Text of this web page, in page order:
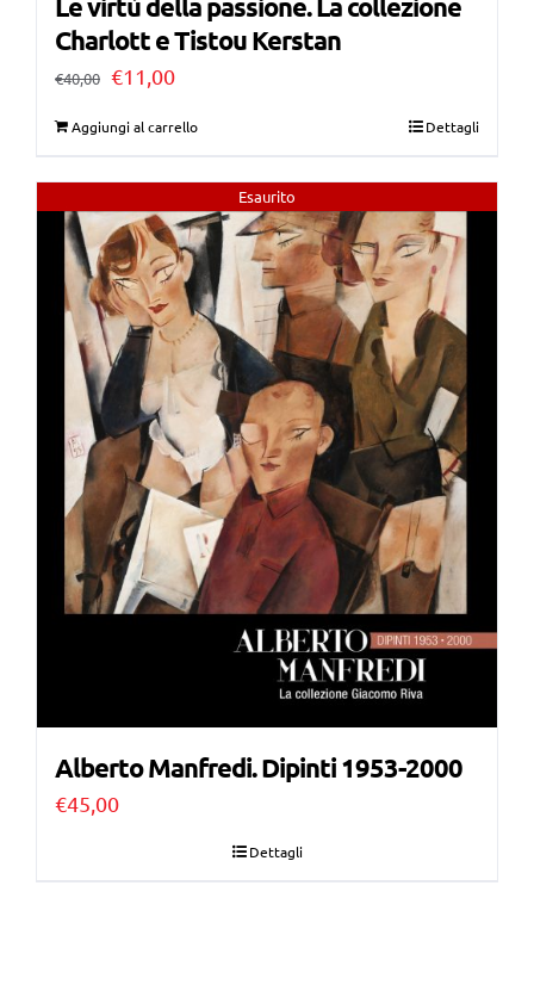
Charlott e Tistou Kerstan
€40,00 Il
era:
€40,00.
€11,00Il
è:
€11,00.
Aggiungi al carrello Dettagli
Esaurito
Alberto Manfredi. Dipinti 1953-2000
€45,00
Dettagli